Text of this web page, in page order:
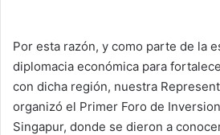
Por esta razón, y como parte de la
diplomacia económica para
con dicha región, nuestra
organizó el Primer Foro de
Singapur, donde se dieron a